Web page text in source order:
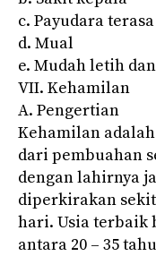
c. Payudara
d. Mual
e. Mudah letih
VII. Kehamilan
A. Pengertian
Kehamilan
dari pembuahan
dengan lahirnya
diperkirakan
hari. Usia terbaik
antara 20 – 35